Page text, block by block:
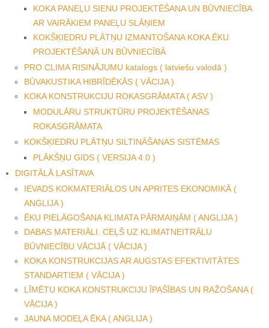
KOKA PANEĻU SIENU PROJEKTĒŠANA UN BŪVNIECĪBA
AR VAIRĀKIEM PANEĻU SLĀŅIEM
KOKŠĶIEDRU PLĀTŅU IZMANTOŠANA KOKA ĒKU
PROJEKTĒŠANĀ UN BŪVNIECĪBĀ
PRO CLIMA RISINĀJUMU katalogs ( latviešu valodā )
BŪVAKUSTIKA HIBRĪDĒKĀS ( VĀCIJA )
KOKA KONSTRUKCIJU ROKASGRĀMATA ( ASV )
MODULĀRU STRUKTŪRU PROJEKTĒŠANAS
ROKASGRĀMATA
KOKŠĶIEDRU PLĀTŅU SILTINĀŠANAS SISTĒMAS
PLĀKŠŅU GIDS ( VERSIJA 4.0 )
DIGITĀLĀ LASĪTAVA
IEVADS KOKMATERIĀLOS UN APRITES EKONOMIKĀ (
ANGLIJA )
ĒKU PIELĀGOŠANA KLIMATA PĀRMAIŅĀM ( ANGLIJA )
DABAS MATERIĀLI. CEĻŠ UZ KLIMATNEITRĀLU
BŪVNIECĪBU VĀCIJĀ ( VĀCIJA )
KOKA KONSTRUKCIJAS AR AUGSTAS EFEKTIVITĀTES
STANDARTIEM ( VĀCIJA )
LĪMĒTU KOKA KONSTRUKCIJU ĪPAŠĪBAS UN RAŽOŠANA (
VĀCIJA )
JAUNA MODEĻA ĒKA ( ANGLIJA )